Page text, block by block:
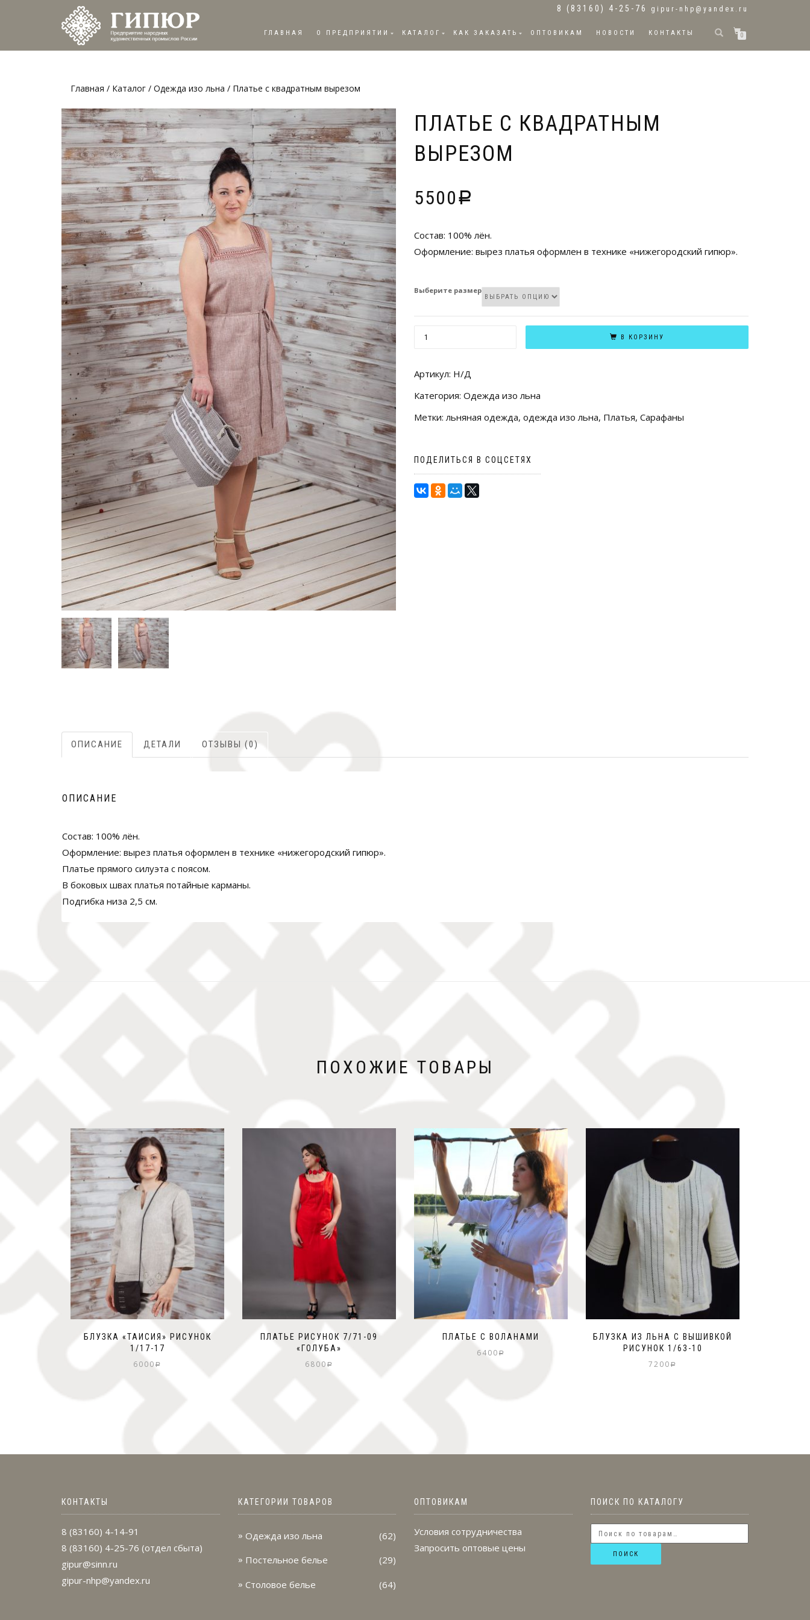
8 (83160) 4-25-76 gipur-nhp@yandex.ru
ГЛАВНАЯ О ПРЕДПРИЯТИИ КАТАЛОГ КАК ЗАКАЗАТЬ ОПТОВИКАМ НОВОСТИ КОНТАКТЫ 0
Главная / Каталог / Одежда изо льна / Платье с квадратным вырезом
ПЛАТЬЕ С КВАДРАТНЫМ
ВЫРЕЗОМ
5500 Р
Состав: 100% лён.
Оформление: вырез платья оформлен в технике «нижегородский гипюр».
Выберите размер
КОЛИЧЕСТВО
КВАДРАТНЫМ
ВЫРЕЗОМ
В КОРЗИНУ
Артикул: Н/Д
Категория: Одежда изо льна
Метки:льняная одежда, одежда изо льна, Платья, Сарафаны
ПОДЕЛИТЬСЯ В СОЦСЕТЯХ
ОПИСАНИЕ ДЕТАЛИ ОТЗЫВЫ (0)
ОПИСАНИЕ
Состав: 100% лён.
Оформление: вырез платья оформлен в технике «нижегородский гипюр».
Платье прямого силуэта с поясом.
В боковых швах платья потайные карманы.
Подгибка низа 2,5 см.
ПОХОЖИЕ ТОВАРЫ
БЛУЗКА «ТАИСИЯ» РИСУНОК
1/17-17
6000 Р
ПЛАТЬЕ РИСУНОК 7/71-09
«ГОЛУБА»
6800 Р
ПЛАТЬЕ С ВОЛАНАМИ
6400 Р
БЛУЗКА ИЗ ЛЬНА С ВЫШИВКОЙ
РИСУНОК 1/63-10
7200 Р
КОНТАКТЫ
8 (83160) 4-14-91
8 (83160) 4-25-76 (отдел сбыта)
gipur@sinn.ru
gipur-nhp@yandex.ru
КАТЕГОРИИ ТОВАРОВ
Одежда изо льна (62)
Постельное белье (29)
Столовое белье (64)
ОПТОВИКАМ
Условия сотрудничества
Запросить оптовые цены
ПОИСК ПО КАТАЛОГУ
ПОИСК